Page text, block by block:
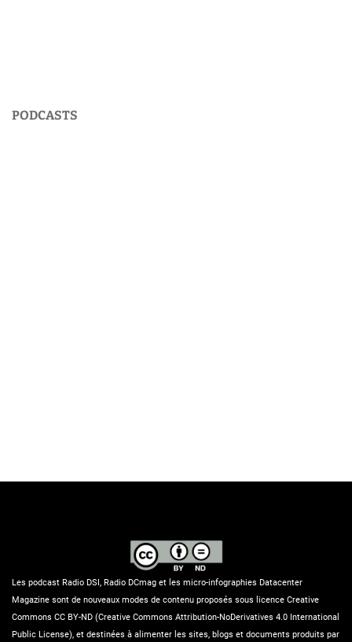
PODCASTS
Les podcast Radio DSI, Radio DCmag et les micro-infographies Datacenter
Magazine sont de nouveaux modes de contenu proposés sous licence Creative
Commons CC BY-ND (Creative Commons Attribution-NoDerivatives 4.0 International
Public License), et destinées à alimenter les sites, blogs et documents produits par